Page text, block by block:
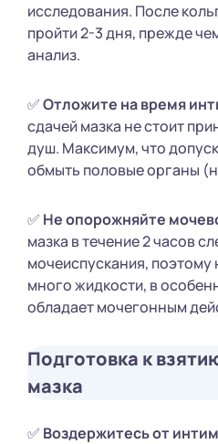
исследования. После
пройти 2-3 дня, прежде
анализ.
✅Отложите на время
сдачей мазка не стоит
душ. Максимум, что
обмыть половые органы
✅ Не опорожняйте
мазка в течение 2 часов
мочеиспускания, поэтому
много жидкости, в
обладает мочегонным
Подготовка к
мазка
✅ Воздержитесь от